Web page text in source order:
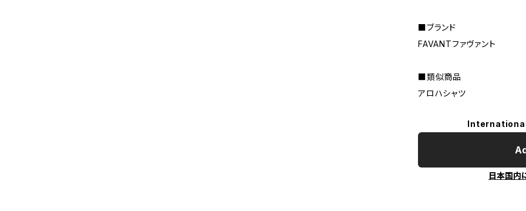
■ブランド
FAVANTファヴァント
■類似商品
アロハシャツ
日本国内